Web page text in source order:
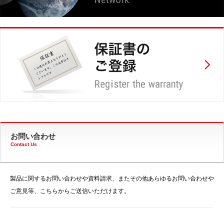
お問い合わせ
Contact Us
製品に関するお問い合わせや資料請求、またその他あらゆるお問い合わせや
ご意見等、こちらからご送信いただけます。